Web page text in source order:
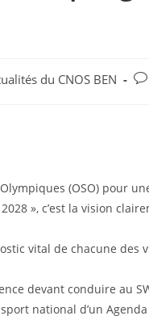
du CNOS BEN
(OSO) pour
», c’est la vision
vital de chacune des
devant conduire au
national d’un